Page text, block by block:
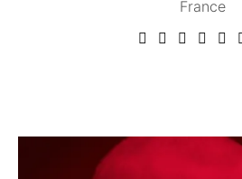
France